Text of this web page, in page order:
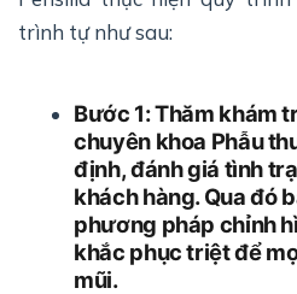
trình tự như sau:
Bước 1: Thăm khám
chuyên khoa Phẫu
định, đánh giá tình
khách hàng. Qua đó
phương pháp chỉnh
khắc phục triệt để
mũi.